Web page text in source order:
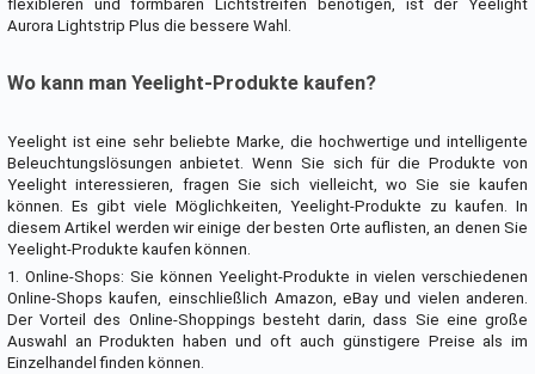
flexibleren und formbaren Lichtstreifen benötigen, ist der Yeelight
Aurora Lightstrip Plus die bessere Wahl.
Wo kann man Yeelight-Produkte kaufen?
Yeelight ist eine sehr beliebte Marke, die hochwertige und intelligente
Beleuchtungslösungen anbietet. Wenn Sie sich für die Produkte von
Yeelight interessieren, fragen Sie sich vielleicht, wo Sie sie kaufen
können. Es gibt viele Möglichkeiten, Yeelight-Produkte zu kaufen. In
diesem Artikel werden wir einige der besten Orte auflisten, an denen Sie
Yeelight-Produkte kaufen können.
1. Online-Shops: Sie können Yeelight-Produkte in vielen verschiedenen
Online-Shops kaufen, einschließlich Amazon, eBay und vielen anderen.
Der Vorteil des Online-Shoppings besteht darin, dass Sie eine große
Auswahl an Produkten haben und oft auch günstigere Preise als im
Einzelhandel finden können.